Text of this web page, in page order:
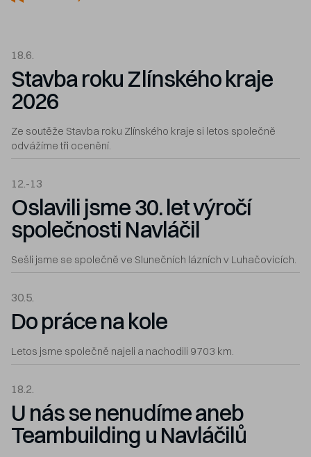
18.6.
Stavba roku Zlínského kraje
2026
Ze soutěže Stavba roku Zlínského kraje si letos společně
odvážíme tři ocenění.
12.-13
Oslavili jsme 30. let výročí
společnosti Navláčil
Sešli jsme se společně ve Slunečních lázních v Luhačovicích.
30.5.
Do práce na kole
Letos jsme společně najeli a nachodili 9703 km.
18.2.
U nás se nenudíme aneb
Teambuilding u Navláčilů